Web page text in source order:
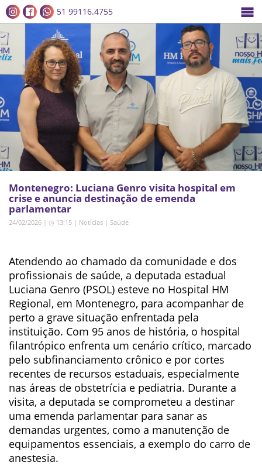
51 99116.4755
Montenegro: Luciana Genro visita hospital em
crise e anuncia destinação de emenda
parlamentar
24/02/2026 | ◷ 13:15 | Notícias | Saúde
Atendendo ao chamado da comunidade e dos
profissionais de saúde, a deputada estadual
Luciana Genro (PSOL) esteve no Hospital HM
Regional, em Montenegro, para acompanhar de
perto a grave situação enfrentada pela
instituição. Com 95 anos de história, o hospital
filantrópico enfrenta um cenário crítico, marcado
pelo subfinanciamento crônico e por cortes
recentes de recursos estaduais, especialmente
nas áreas de obstetrícia e pediatria. Durante a
visita, a deputada se comprometeu a destinar
uma emenda parlamentar para sanar as
demandas urgentes, como a manutenção de
equipamentos essenciais, a exemplo do carro de
anestesia.